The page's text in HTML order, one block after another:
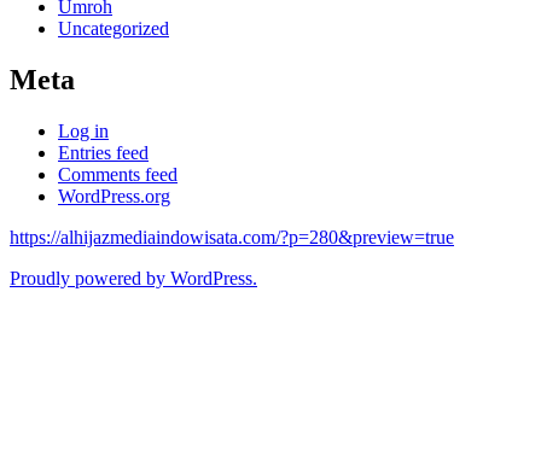
Umroh
Uncategorized
Meta
Log in
Entries feed
Comments feed
WordPress.org
https://alhijazmediaindowisata.com/?p=280&preview=true
Proudly powered by WordPress.